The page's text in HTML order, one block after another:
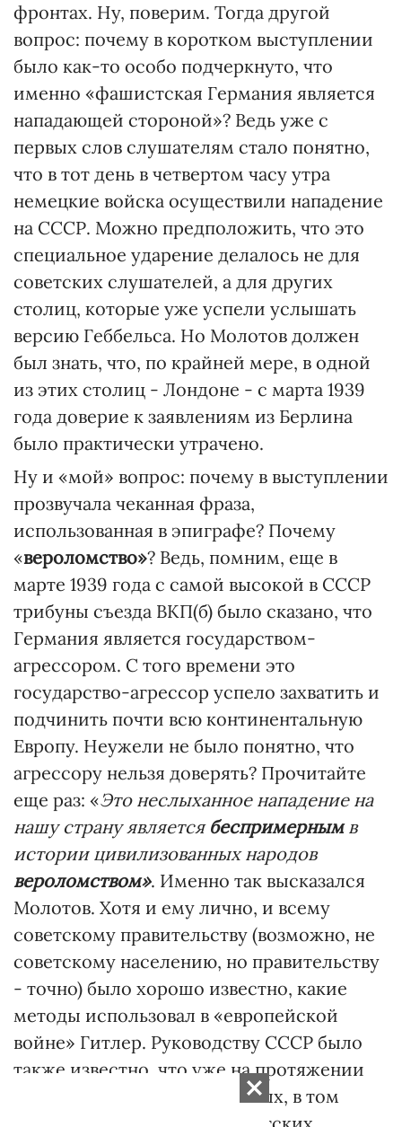
фронтах. Ну, поверим. Тогда другой
вопрос: почему в коротком выступлении
было как-то особо подчеркнуто, что
именно «фашистская Германия является
нападающей стороной»? Ведь уже с
первых слов слушателям стало понятно,
что в тот день в четвертом часу утра
немецкие войска осуществили нападение
на СССР. Можно предположить, что это
специальное ударение делалось не для
советских слушателей, а для других
столиц, которые уже успели услышать
версию Геббельса. Но Молотов должен
был знать, что, по крайней мере, в одной
из этих столиц - Лондоне - с марта 1939
года доверие к заявлениям из Берлина
было практически утрачено.
Ну и «мой» вопрос: почему в выступлении
прозвучала чеканная фраза,
использованная в эпиграфе? Почему
«вероломство»? Ведь, помним, еще в
марте 1939 года с самой высокой в СССР
трибуны съезда ВКП(б) было сказано, что
Германия является государством-
агрессором. С того времени это
государство-агрессор успело захватить и
подчинить почти всю континентальную
Европу. Неужели не было понятно, что
агрессору нельзя доверять? Прочитайте
еще раз: «Это неслыханное нападение на
нашу страну является беспримернымв
истории цивилизованных народов
вероломством». Именно так высказался
Молотов. Хотя и ему лично, и всему
советскому правительству (возможно, не
советскому населению, но правительству
- точно) было хорошо известно, какие
методы использовал в «европейской
войне» Гитлер. Руководству СССР было
также известно, что уже на протяжении
нескольких месяцев из разных, в том